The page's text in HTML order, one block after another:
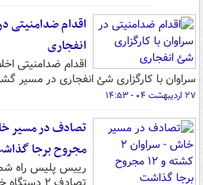
اقدام ضدامنیتی
انفجاری
اقدام ضدامنیتی
‌سراوان‌ با کارگزاری شئ انفجاری در مسیر
۲۷ اردیبهشت ۰۴ - ۱۴:۵۳
مجروح برجا
رییس پلیس راه